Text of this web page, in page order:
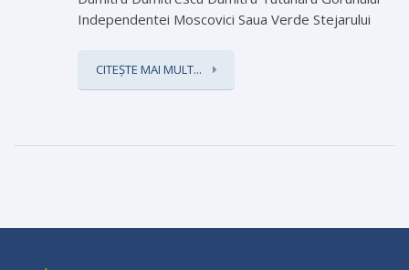
Independentei Moscovici Saua Verde Stejarului
CITEȘTE MAI MULT...